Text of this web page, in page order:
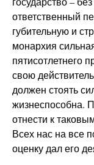
ответственный
губительную и
монархия
пятисотлетнего
свою
должен стоять
жизнеспособна.
отнести к
Всех нас на все
оценку дал его